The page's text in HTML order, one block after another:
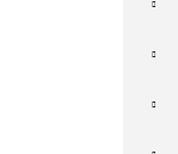
FAB